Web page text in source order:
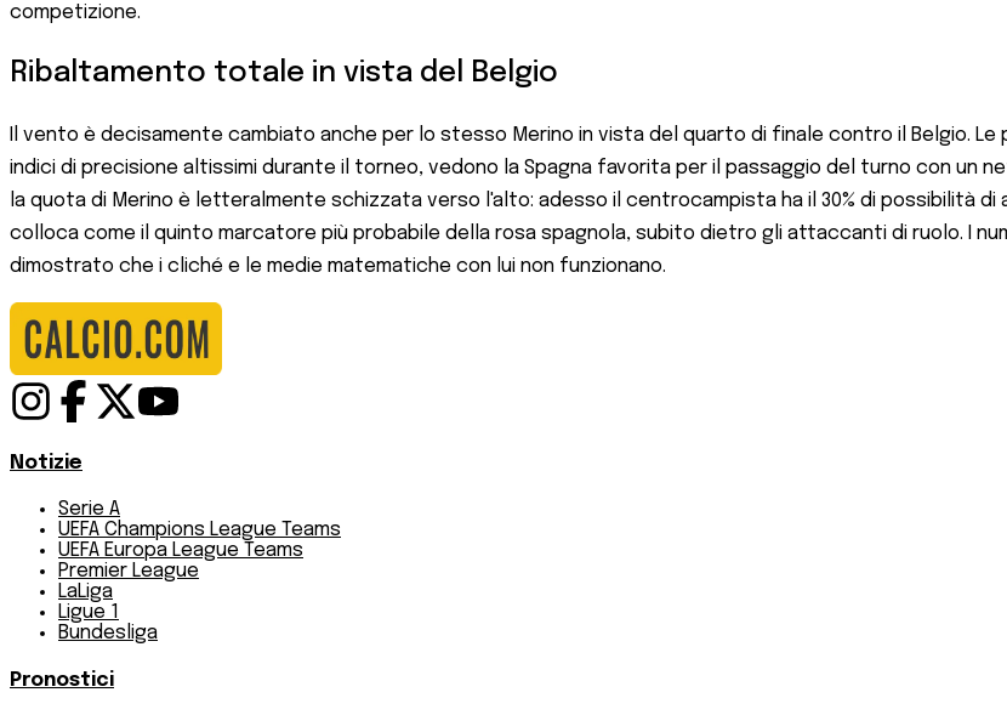
competizione.
Ribaltamento totale in vista del Belgio
Il vento è decisamente cambiato anche per lo stesso Merino in vista del quarto di finale contro il Belgio.
indici di precisione altissimi durante il torneo, vedono la Spagna favorita per il passaggio del turno con un
la quota di Merino è letteralmente schizzata verso l'alto: adesso il centrocampista ha il 30% di possibilità
colloca come il quinto marcatore più probabile della rosa spagnola, subito dietro gli attaccanti di ruolo. I
dimostrato che i cliché e le medie matematiche con lui non funzionano.
Notizie
Serie A
UEFA Champions League Teams
UEFA Europa League Teams
Premier League
LaLiga
Ligue 1
Bundesliga
Pronostici